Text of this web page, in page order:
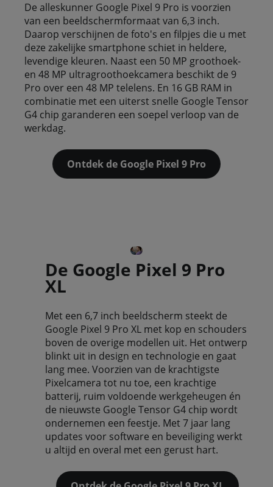
De alleskunner Google Pixel 9 Pro is voorzien
van een beeldschermformaat van 6,3 inch.
Daarop verschijnen de foto's en filpjes die u met
deze zakelijke smartphone schiet in heldere,
levendige kleuren. Naast een 50 MP groothoek-
en 48 MP ultragroothoekcamera beschikt de 9
Pro over een 48 MP telelens. En 16 GB RAM in
combinatie met een uiterst snelle Google Tensor
G4 chip garanderen een soepel verloop van de
werkdag.
Ontdek de Google Pixel 9 Pro
De Google Pixel 9 Pro
XL
Met een 6,7 inch beeldscherm steekt de
Google Pixel 9 Pro XL met kop en schouders
boven de overige modellen uit. Het ontwerp
blinkt uit in design en technologie en gaat
lang mee. Voorzien van de krachtigste
Pixelcamera tot nu toe, een krachtige
batterij, ruim voldoende werkgeheugen én
de nieuwste Google Tensor G4 chip wordt
ondernemen een feestje. Met 7 jaar lang
updates voor software en beveiliging werkt
u altijd en overal met een gerust hart.